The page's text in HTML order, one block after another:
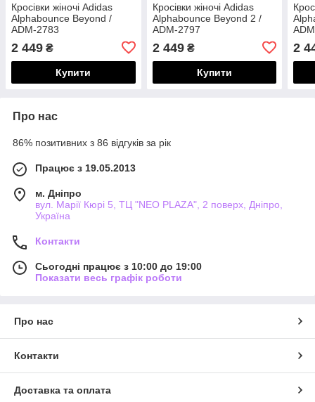
Кросівки жіночі Adidas
Alphabounce Beyond /
ADM-2783
2 449 ₴
Купити
Кросівки жіночі Adidas
Alphabounce Beyond 2 /
ADM-2797
2 449₴
Купити
2
Про нас
86% позитивних з 86 відгуків за рік
Працює з 19.05.2013
м. Дніпро
вул. Марії Кюрі 5, ТЦ "NEO PLAZA", 2 поверх, Дніпро,
Україна
Контакти
Сьогодні працює з 10:00 до 19:00
Показати весь графік роботи
Про нас
Контакти
Доставка та оплата